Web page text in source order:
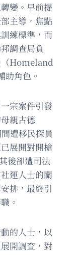
變。早前提
主導，焦點
練標準，而
調查局負
（Homeland
角色。
宗案件引發
親古德
遭移民探員
展開對開槍
後卻遭司法
運人士的關
排，最終引
。
的人士，以
開調查，對